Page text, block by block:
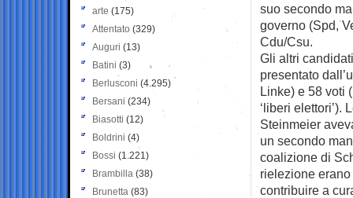
suo secondo
governo (Spd,
Cdu/Csu.
Gli altri
presentato
Linke) e 58 voti
‘liberi elettori’).
Steinmeier
un secondo
coalizione di
rielezione
contribuire a
arte (175)
Attentato (329)
Auguri (13)
Batini (3)
Berlusconi (4.295)
Bersani (234)
Biasotti (12)
Boldrini (4)
Bossi (1.221)
Brambilla (38)
Brunetta (83)